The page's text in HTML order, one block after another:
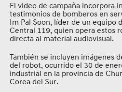
El video de campaña incorpora
testimonios de bomberos en
Im Pal Soon, líder de un equipo
Central 119, quien opera estos
directa al material audiovisual.
También se incluyen imágenes
del robot, ocurrido el 30 de
industrial en la provincia de
Corea del Sur.